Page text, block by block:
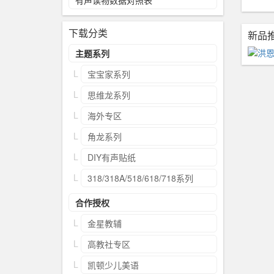
新品
下载分类
主题系列
宝宝家系列
思维龙系列
海外专区
角龙系列
DIY有声贴纸
318/318A/518/618/718系列
合作授权
金星教辅
高教社专区
凯顿少儿美语